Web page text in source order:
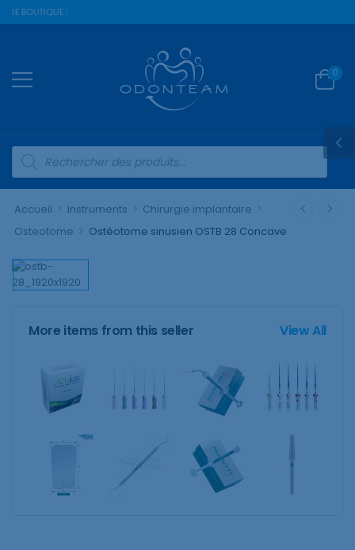
BOUTIQUE !
0
Accueil > Instruments > Chirurgie implantaire >
Osteotome > Ostéotome sinusien OSTB 28 Concave
More items from this seller View All